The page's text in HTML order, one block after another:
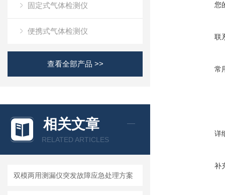
固定式气体检测仪
便携式气体检测仪
查看全部产品 >>
相关文章
RELATED ARTICLES
双模两用测漏仪突发故障应急处理方案
您
联
常
详
补